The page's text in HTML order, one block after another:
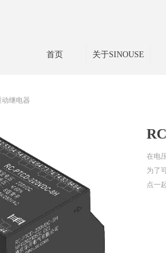
首页 关于SINOUSE
动继电器
在电
为了
点一